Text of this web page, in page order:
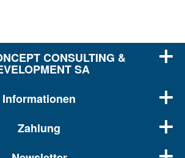
CONSULTING &
SA
Informationen
Zahlung